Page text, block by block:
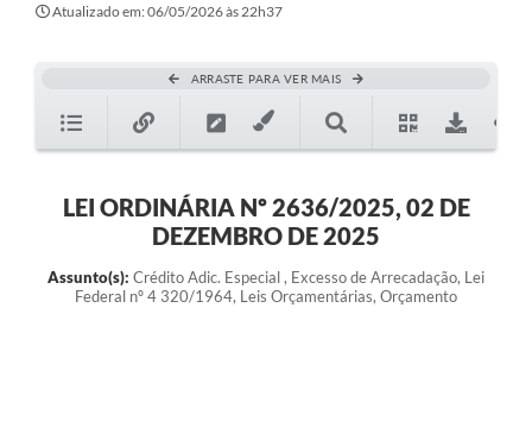
Atualizado em: 06/05/2026 às 22h37
ARRASTE PARA VER MAIS
LEI ORDINÁRIA Nº 2636/2025, 02 DE
DEZEMBRO DE 2025
Assunto(s): Crédito Adic. Especial , Excesso de Arrecadação, Lei
Federal nº 4 320/1964, Leis Orçamentárias, Orçamento